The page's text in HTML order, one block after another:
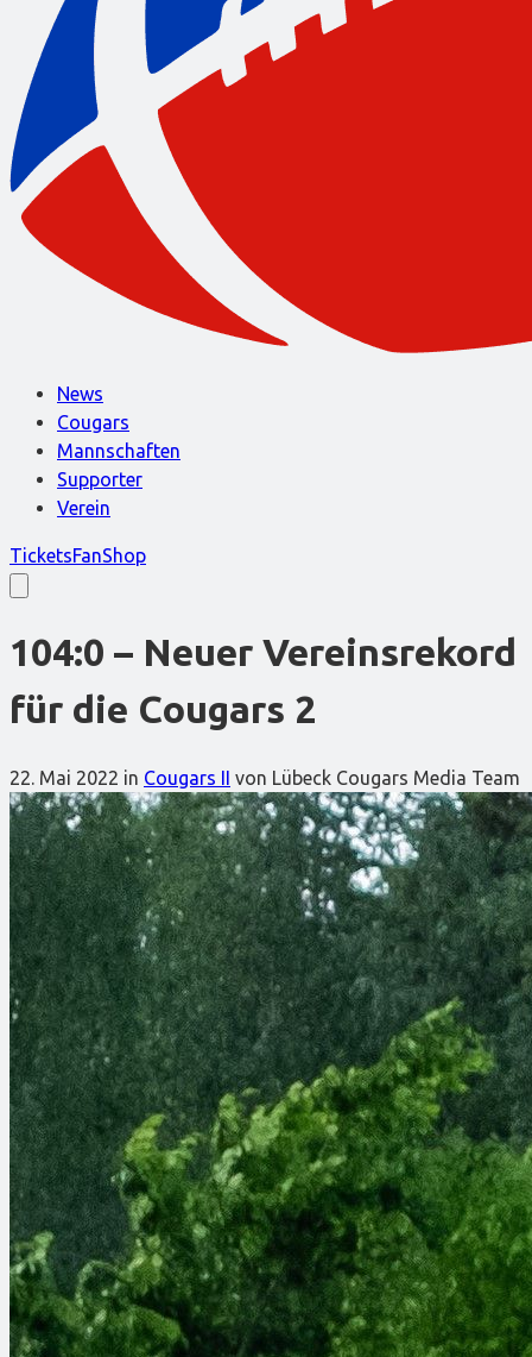
News
Cougars
Mannschaften
Supporter
Verein
TicketsFanShop
104:0 – Neuer Vereinsrekord
für die Cougars 2
22. Mai 2022 in Cougars II von Lübeck Cougars Media Team